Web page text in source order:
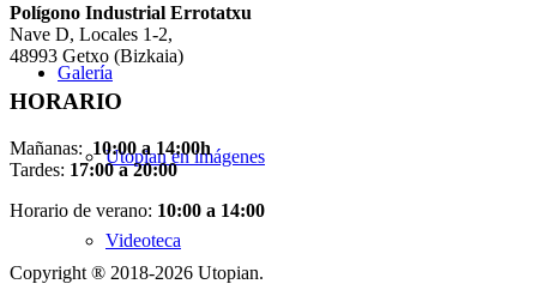
Galería
Utopian en imágenes
Videoteca
Polígono Industrial Errotatxu
Nave D, Locales 1-2,
48993 Getxo (Bizkaia)
HORARIO
Mañanas: 10:00 a 14:00h
Tardes: 17:00 a 20:00
Horario de verano: 10:00 a 14:00
Copyright ® 2018-2026 Utopian.